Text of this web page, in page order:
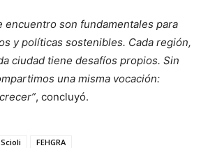
encuentro son fundamentales para
y políticas sostenibles. Cada región,
ciudad tiene desafíos propios. Sin
una misma vocación:
, concluyó.
FEHGRA